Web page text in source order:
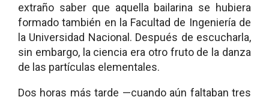
extraño saber que aquella bailarina se hubiera
formado también en la Facultad de Ingeniería de
la Universidad Nacional. Después de escucharla,
sin embargo, la ciencia era otro fruto de la danza
de las partículas elementales.
Dos horas más tarde —cuando aún faltaban tres